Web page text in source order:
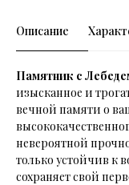
Описание
Памятник с
изысканное и
вечной памяти о
невероятной
только устойчив к
сохраняет свой